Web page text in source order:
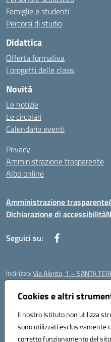
Cookies e altri
Il nostro Istituto non utilizza
sono utilizzati esclusivamente
corretto funzionamento del
Famiglie e studenti
Percorsi di studio
Didattica
Offerta formativa
I progetti delle classi
Novità
Le notizie
Le circolari
Calendario eventi
Privacy
Amministrazione trasparente
Albo online
Amministrazione trasparente
Dichiarazione di accessibilità
Seguici su:
Indirizzo:Via Alento, 1 – SANTA
Centralino:
Posta elettronica certificata (PEC):
Codice fiscale: 80006490686
Codice meccanografico:
Codice Indice delle Pubbliche